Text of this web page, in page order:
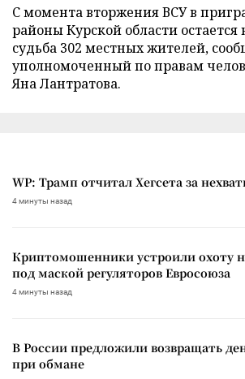
С момента вторжения ВСУ в
районы Курской области остается
судьба 302 местных жителей,
уполномоченный по правам
Яна Лантратова.
WP: Трамп отчитал Хегсета за
4 минуты назад
Криптомошенники устроили охоту
под маской регуляторов Евросоюза
4 минуты назад
В России предложили возвращать
при обмане